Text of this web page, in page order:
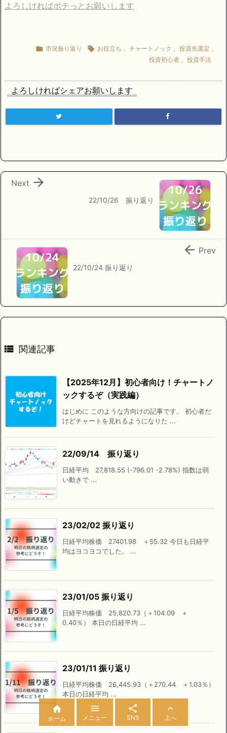
よろしければポチっとお願いします
 市況振り返り  お役立ち , チャートノック , 投資先選定 ,
投資初心者 , 投資手法
よろしければシェアお願いします
22/10/26 振り返り

Next
22/10/24 振り返り
 Prev
 関連記事
【2025年12月】初心者向け！チャートノ
ックするぞ（実践編）
はじめに このような方向けの記事です。 初心者だ
けどチャートを見れるようになりた ...
22/09/14 振り返り
日経平均 27,818.55 (-796.01 -2.78%) 指数は弱
い動きで ...
23/02/02 振り返り
日経平均株価 27401.98 ＋55.32 今日も日経平
均はヨコヨコでした。 ...
23/01/05 振り返り
日経平均株価 25,820.73（＋104.09 ＋
0.40％） 本日の日経平均 ...
23/01/11 振り返り
日経平均株価 26,445.93（＋270.44 ＋1.03％）
本日の日経平均 ...

ホーム

メニュー

SNS

上へ